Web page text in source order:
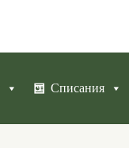
Списания